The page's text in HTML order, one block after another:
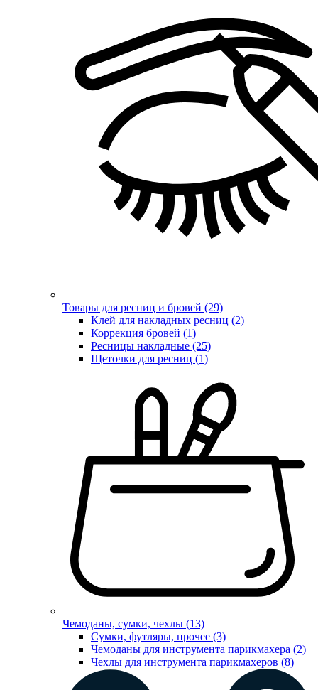
Товары для ресниц и бровей (29)
Клей для накладных ресниц (2)
Коррекция бровей (1)
Ресницы накладные (25)
Щеточки для ресниц (1)
Чемоданы, сумки, чехлы (13)
Сумки, футляры, прочее (3)
Чемоданы для инструмента парикмахера (2)
Чехлы для инструмента парикмахеров (8)